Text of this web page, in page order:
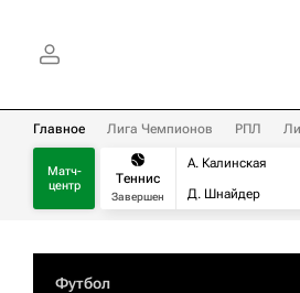
Главное Лига Чемпионов РПЛ
Матч-
центр
Теннис
Завершен
А. Калинская
Д. Шнайдер
Футбол